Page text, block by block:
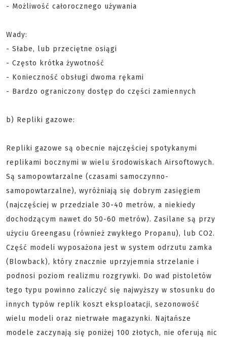
- Możliwość całorocznego używania
Wady:
- Słabe, lub przeciętne osiągi
- Często krótka żywotność
- Konieczność obsługi dwoma rękami
- Bardzo ograniczony dostęp do części zamiennych
b) Repliki gazowe:
Repliki gazowe są obecnie najczęściej spotykanymi
replikami bocznymi w wielu środowiskach Airsoftowych.
Są samopowtarzalne (czasami samoczynno-
samopowtarzalne), wyróżniają się dobrym zasięgiem
(najczęściej w przedziale 30-40 metrów, a niekiedy
dochodzącym nawet do 50-60 metrów). Zasilane są przy
użyciu Greengasu (również zwykłego Propanu), lub CO2.
Część modeli wyposażona jest w system odrzutu zamka
(Blowback), który znacznie uprzyjemnia strzelanie i
podnosi poziom realizmu rozgrywki. Do wad pistoletów
tego typu powinno zaliczyć się najwyższy w stosunku do
innych typów replik koszt eksploatacji, sezonowość
wielu modeli oraz nietrwałe magazynki. Najtańsze
modele zaczynają się poniżej 100 złotych, nie oferują nic